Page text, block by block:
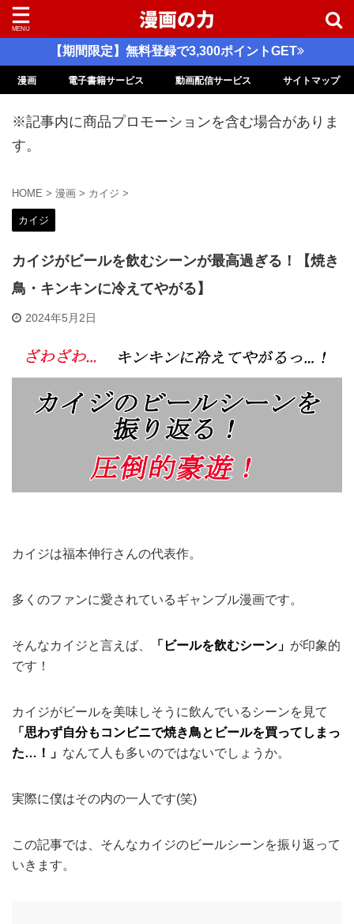
【期間限定】無料登録で3,300ポイントGET
漫画 電子書籍サービス 動画配信サービス サイトマップ
※記事内に商品プロモーションを含む場合がありま
す。
HOME > 漫画 > カイジ >
カイジ
カイジがビールを飲むシーンが最高過ぎる！【焼き
鳥・キンキンに冷えてやがる】
2024年5月2日
カイジは福本伸行さんの代表作。
多くのファンに愛されているギャンブル漫画です。
そんなカイジと言えば、 「ビールを飲むシーン」 が印象的
です！
カイジがビールを美味しそうに飲んでいるシーンを見て
「思わず自分もコンビニで焼き鳥とビールを買ってしまっ
た…！」 なんて人も多いのではないでしょうか。
実際に僕はその内の一人です(笑)
この記事では、そんなカイジのビールシーンを振り返って
いきます。